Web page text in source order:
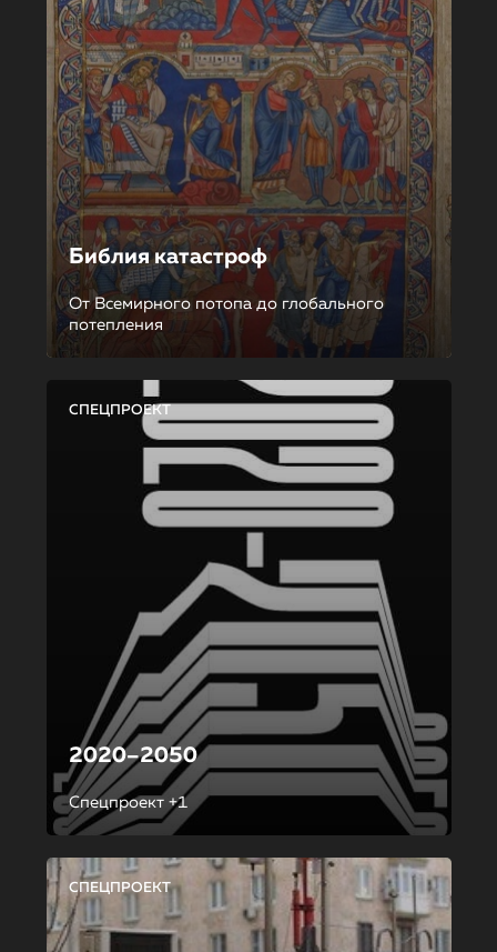
Библия катастроф
От Всемирного потопа до глобального
потепления
СПЕЦПРОЕКТ
2020–2050
Спецпроект +1
СПЕЦПРОЕКТ